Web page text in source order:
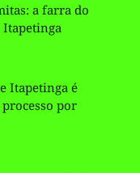
a farra do
Itapetinga é
por